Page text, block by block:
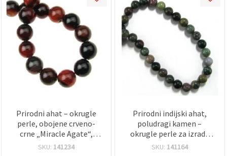
Prirodni ahat – okrugle
perle, obojene crveno-
crne „Miracle Agate“,
efekt tigrovog oka, 10
SKU: 141234
Prirodni indijski ahat,
poludragi kamen –
okrugle perle za izradu
nakita na nizu, 10 mm,
SKU: 141164